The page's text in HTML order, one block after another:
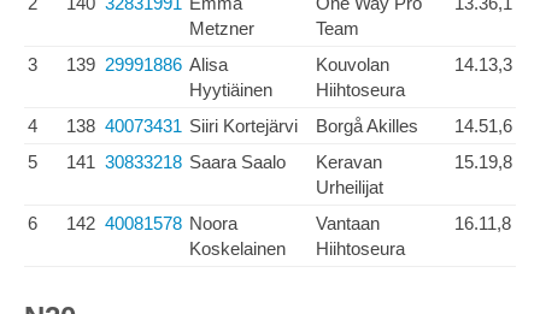
Metzner
Team
3 139 29991886 Alisa
Hyytiäinen
Kouvolan
Hiihtoseura
14.13,3
4 138 40073431 Siiri Kortejärvi Borgå Akilles
14.51,6
5
141 30833218 Saara Saalo
Keravan
Urheilijat
15.19,8
6 142 40081578 Noora
Koskelainen
Vantaan
Hiihtoseura
16.11,8